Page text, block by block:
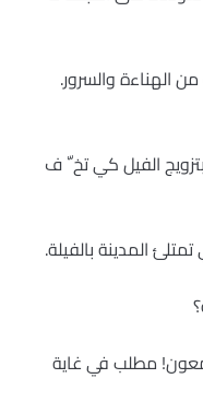
الهناءة والسرور.
الفيل كي تخ ّ ف
المدينة بالفيلة.
مطلب في غاية